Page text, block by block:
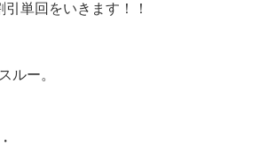
単回をいきます！！
ルー。